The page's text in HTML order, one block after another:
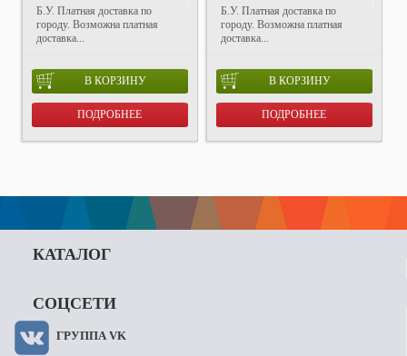
Б.У. Платная доставка по
городу. Возможна платная
доставка...
В КОРЗИНУ
ПОДРОБНЕЕ
Б.У. Платная доставка по
городу. Возможна платная
доставка...
В КОРЗИНУ
ПОДРОБНЕЕ
КАТАЛОГ
СОЦСЕТИ
ГРУППА VK